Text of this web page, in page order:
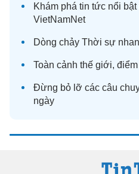
Khám phá tin tức nổi bật
VietNamNet
Dòng chảy Thời sự
Toàn cảnh thế giới,
Đừng bỏ lỡ các câu
ngày